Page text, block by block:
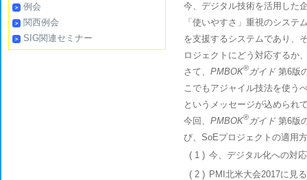
例会
関西例会
SIG関連セミナー
今、デジタル技術を活用した
「使いやすさ」重視のシス
を支援するシステムであり、
ロジェクトにどう対応するか
さて、 PMBOK®ガイド第6版
こでもアジャイル技法を使う
というメッセージが込められ
今回、 PMBOK®ガイド第6版
び、SoEプロジェクトの適用
( 1 ) 今、デジタル化への対
( 2 ) PMI北米大会2017に見